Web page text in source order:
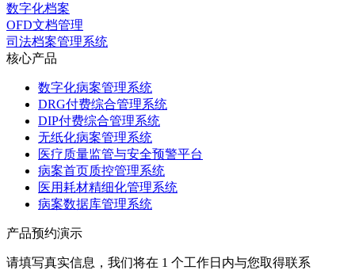
数字化档案
OFD文档管理
司法档案管理系统
核心产品
数字化病案管理系统
DRG付费综合管理系统
DIP付费综合管理系统
无纸化病案管理系统
医疗质量监管与安全预警平台
病案首页质控管理系统
医用耗材精细化管理系统
病案数据库管理系统
产品预约演示
请填写真实信息，我们将在 1 个工作日内与您取得联系